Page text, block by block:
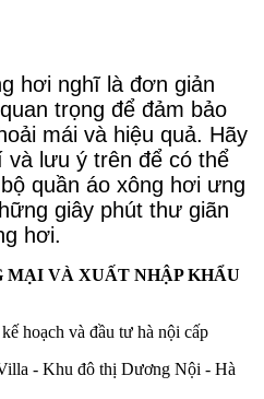
hơi nghĩ là đơn giản
trọng để đảm bảo
mái và hiệu quả. Hãy
lưu ý trên để có thể
quần áo xông hơi ưng
giây phút thư giãn
hơi.
MẠI VÀ XUẤT NHẬP KHẨU
hoạch và đầu tư hà nội cấp
- Khu đô thị Dương Nội - Hà